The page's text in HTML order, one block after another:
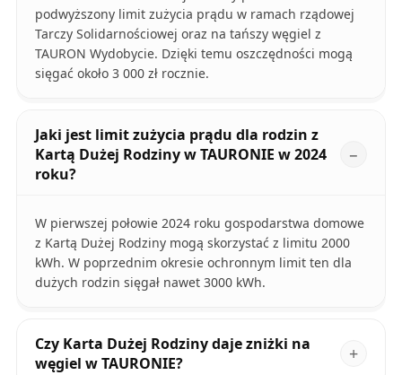
podwyższony limit zużycia prądu w ramach rządowej
Tarczy Solidarnościowej oraz na tańszy węgiel z
TAURON Wydobycie. Dzięki temu oszczędności mogą
sięgać około 3 000 zł rocznie.
Jaki jest limit zużycia prądu dla rodzin z
Kartą Dużej Rodziny w TAURONIE w 2024
roku?
W pierwszej połowie 2024 roku gospodarstwa domowe
z Kartą Dużej Rodziny mogą skorzystać z limitu 2000
kWh. W poprzednim okresie ochronnym limit ten dla
dużych rodzin sięgał nawet 3000 kWh.
Czy Karta Dużej Rodziny daje zniżki na
węgiel w TAURONIE?